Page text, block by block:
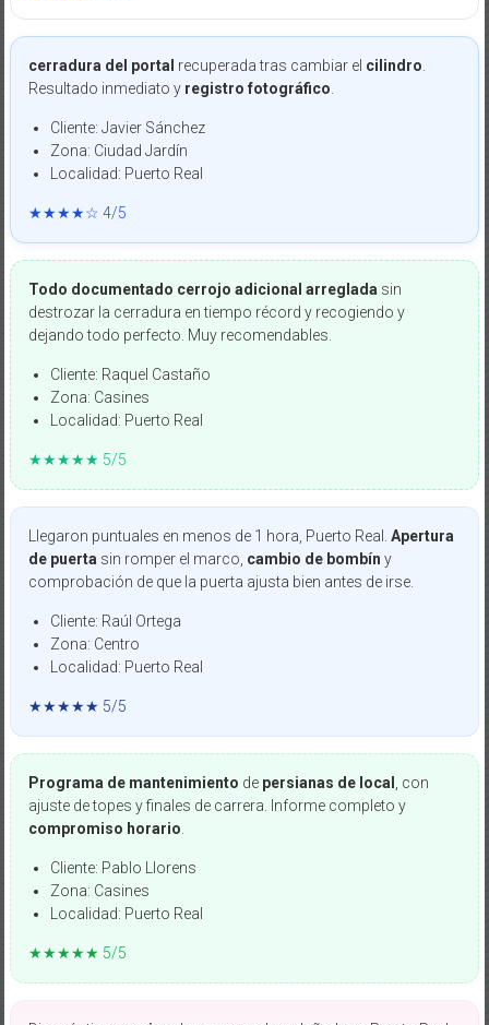
cerradura del portal recuperada tras cambiar el cilindro
Resultado inmediato y registro fotográfico
Cliente: Javier Sánchez
Zona: Ciudad Jardín
Localidad: Puerto Real
★★★★☆ 4/5
Todo documentado cerrojo adicional arreglada sin
destrozar la cerradura en tiempo récord y recogiendo y
dejando todo perfecto. Muy recomendables.
Cliente: Raquel Castaño
Zona: Casines
Localidad: Puerto Real
★★★★★ 5/5
Llegaron puntuales en menos de 1 hora, Puerto Real. Apertura
de puerta sin romper el marco, cambio de bombín y
comprobación de que la puerta ajusta bien antes de irse.
Cliente: Raúl Ortega
Zona: Centro
Localidad: Puerto Real
★★★★★ 5/5
Programa de mantenimiento de persianas de local
, con
ajuste de topes y finales de carrera. Informe completo y
compromiso horario
Cliente: Pablo Llorens
Zona: Casines
Localidad: Puerto Real
★★★★★ 5/5